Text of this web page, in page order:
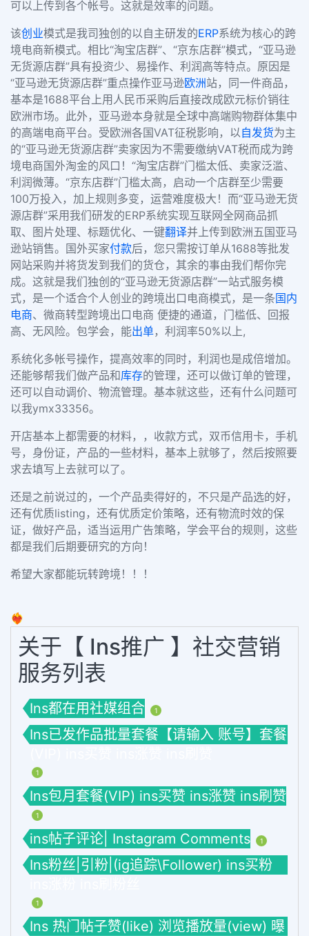
可以上传到各个帐号。这就是效率的问题。
该创业模式是我司独创的以自主研发的ERP系统为核心的跨
境电商新模式。相比“淘宝店群”、“京东店群”模式，“亚马逊
无货源店群”具有投资少、易操作、利润高等特点。原因是
“亚马逊无货源店群”重点操作亚马逊欧洲站，同一件商品，
基本是1688平台上用人民币采购后直接改成欧元标价销往
欧洲市场。此外，亚马逊本身就是全球中高端购物群体集中
的高端电商平台。受欧洲各国VAT征税影响，以自发货为主
的“亚马逊无货源店群”卖家因为不需要缴纳VAT税而成为跨
境电商国外淘金的风口！“淘宝店群”门槛太低、卖家泛滥、
利润微薄。“京东店群”门槛太高，启动一个店群至少需要
100万投入，加上规则多变，运营难度极大！而“亚马逊无货
源店群”采用我们研发的ERP系统实现互联网全网商品抓
取、图片处理、标题优化、一键翻译并上传到欧洲五国亚马
逊站销售。国外买家付款后，您只需按订单从1688等批发
网站采购并将货发到我们的货仓，其余的事由我们帮你完
成。这就是我们独创的“亚马逊无货源店群”一站式服务模
式，是一个适合个人创业的跨境出口电商模式，是一条国内
电商、微商转型跨境出口电商 便捷的通道，门槛低、回报
高、无风险。包学会，能出单，利润率50%以上,
系统化多帐号操作，提高效率的同时，利润也是成倍增加。
还能够帮我们做产品和库存的管理，还可以做订单的管理，
还可以自动调价、物流管理。基本就这些，还有什么问题可
以我ymx33356。
开店基本上都需要的材料，，收款方式，双币信用卡，手机
号，身份证，产品的一些材料，基本上就够了，然后按照要
求去填写上去就可以了。
还是之前说过的，一个产品卖得好的，不只是产品选的好，
还有优质listing，还有优质定价策略，还有物流时效的保
证，做好产品，适当运用广告策略，学会平台的规则，这些
都是我们后期要研究的方向！
希望大家都能玩转跨境！！！
❤️‍🔥
关于【 Ins推广 】社交营销
服务列表
Ins都在用社媒组合 1
Ins已发作品批量套餐【请输入 账号】套餐
1
Ins包月套餐(VIP) ins买赞 ins涨赞 ins刷赞
1
ins帖子评论| Instagram Comments 1
Ins粉丝|引粉|(ig追踪\Follower) ins买粉
1
Ins 热门帖子赞(like) 浏览播放量(view) 曝